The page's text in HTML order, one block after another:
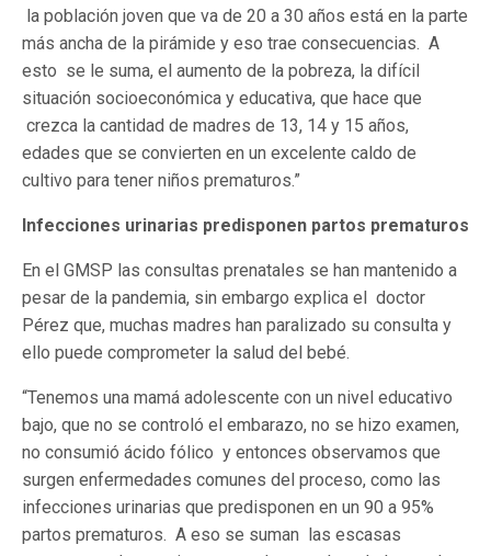
la población joven que va de 20 a 30 años está en la parte
más ancha de la pirámide y eso trae consecuencias. A
esto se le suma, el aumento de la pobreza, la difícil
situación socioeconómica y educativa, que hace que
crezca la cantidad de madres de 13, 14 y 15 años,
edades que se convierten en un excelente caldo de
cultivo para tener niños prematuros.”
Infecciones urinarias predisponen partos prematuros
En el GMSP las consultas prenatales se han mantenido a
pesar de la pandemia, sin embargo explica el doctor
Pérez que, muchas madres han paralizado su consulta y
ello puede comprometer la salud del bebé.
“Tenemos una mamá adolescente con un nivel educativo
bajo, que no se controló el embarazo, no se hizo examen,
no consumió ácido fólico y entonces observamos que
surgen enfermedades comunes del proceso, como las
infecciones urinarias que predisponen en un 90 a 95%
partos prematuros. A eso se suman las escasas